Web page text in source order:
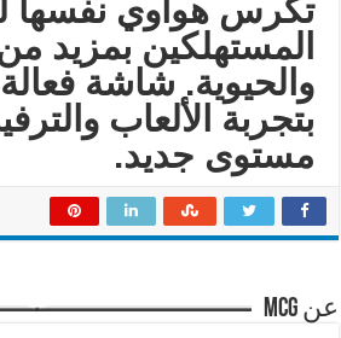
تكرس هواوي نفسها
المستهلكين بمزيد
والحيوية. شاشة
بتجربة الألعاب
مستوى جديد.
عن mcg